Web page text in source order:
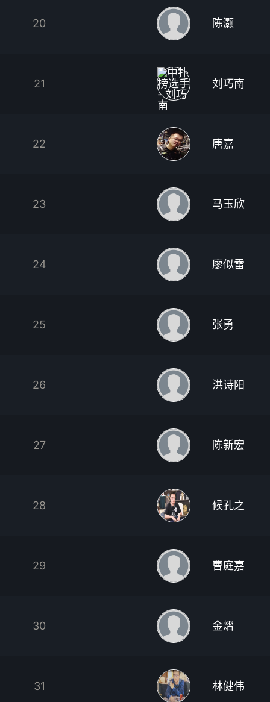
20 陈灏
21 刘巧南
22 唐嘉
23 马玉欣
24 廖似雷
25 张勇
26 洪诗阳
27 陈新宏
28 候孔之
29 曹庭嘉
30 金熠
31 林健伟